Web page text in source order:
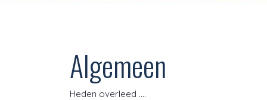
Algemeen
Heden overleed ….